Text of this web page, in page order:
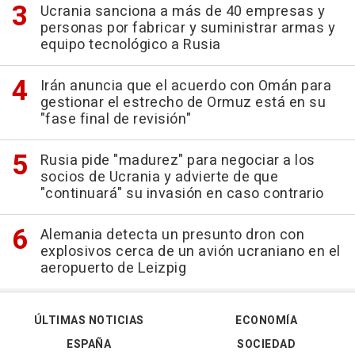
Ucrania sanciona a más de 40 empresas y
personas por fabricar y suministrar armas y
equipo tecnológico a Rusia
Irán anuncia que el acuerdo con Omán para
gestionar el estrecho de Ormuz está en su
"fase final de revisión"
Rusia pide "madurez" para negociar a los
socios de Ucrania y advierte de que
"continuará" su invasión en caso contrario
Alemania detecta un presunto dron con
explosivos cerca de un avión ucraniano en el
aeropuerto de Leizpig
ÚLTIMAS NOTICIAS
ESPAÑA
ECONOMÍA
SOCIEDAD